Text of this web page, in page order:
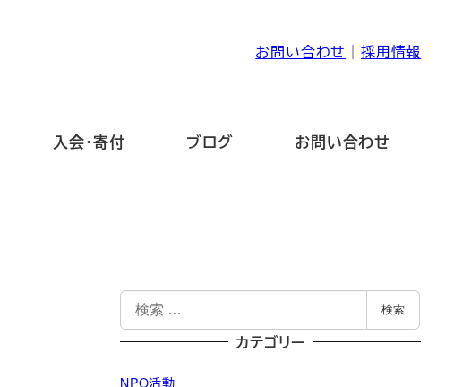
お問い合わせ ｜ 採用情報
入会・寄付 ブログ お問い合わせ
検
索
検索
カテゴリー
NPO活動